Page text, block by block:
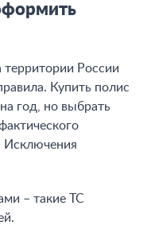
территории России
Купить полис
год, но выбрать
Исключения
– такие ТС